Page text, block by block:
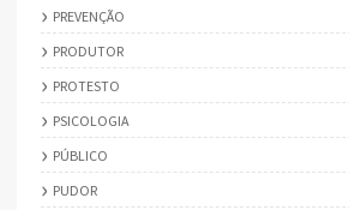
PREVENÇÃO
PRODUTOR
PROTESTO
PSICOLOGIA
PÚBLICO
PUDOR